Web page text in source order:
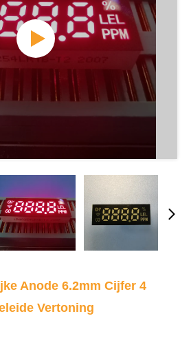
Anode 6.2mm Cijfer 4
Vertoning